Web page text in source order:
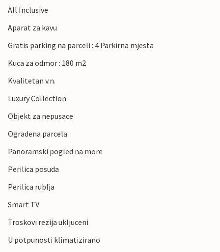
All Inclusive
Aparat za kavu
Gratis parking na parceli : 4 Parkirna mjesta
Kuca za odmor : 180 m2
Kvalitetan v.n.
Luxury Collection
Objekt za nepusace
Ogradena parcela
Panoramski pogled na more
Perilica posuda
Perilica rublja
Smart TV
Troskovi rezija ukljuceni
U potpunosti klimatizirano